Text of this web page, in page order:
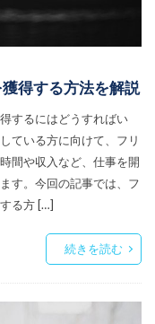
得する方法を解説
するにはどうすればい
ている方に向けて、フリ
間や収入など、仕事を開
す。今回の記事では、フ
る方 […]
続きを読む